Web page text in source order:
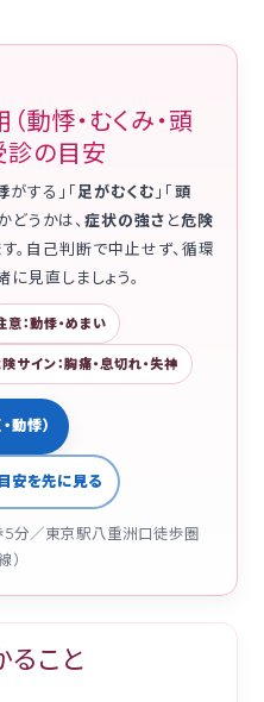
動悸・むくみ・頭
診の目安
がする」「足がむくむ 」「頭
どうかは、症状の強さ と危険
。自己判断で中止せず、循環
に見直しましょう。
意：動悸・めまい
サイン：胸痛・息切れ・失神
動悸）
安を先に見る
分／東京駅八重洲口徒歩圏
）
ること